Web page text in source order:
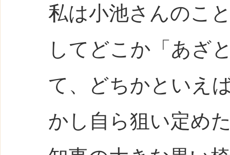
私は小池さんのこ
してどこか「あざ
て、どちかといえ
かし自ら狙い定め